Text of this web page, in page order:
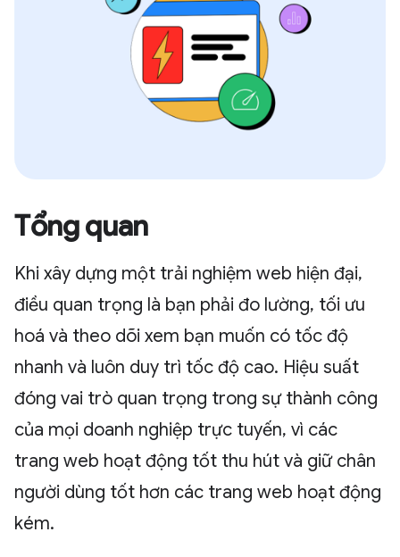
Tổng quan
Khi xây dựng một trải nghiệm web hiện đại,
điều quan trọng là bạn phải đo lường, tối ưu
hoá và theo dõi xem bạn muốn có tốc độ
nhanh và luôn duy trì tốc độ cao. Hiệu suất
đóng vai trò quan trọng trong sự thành công
của mọi doanh nghiệp trực tuyến, vì các
trang web hoạt động tốt thu hút và giữ chân
người dùng tốt hơn các trang web hoạt động
kém.